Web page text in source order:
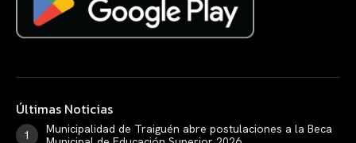
Últimas Noticias
Municipalidad de Traiguén abre postulaciones a la Beca